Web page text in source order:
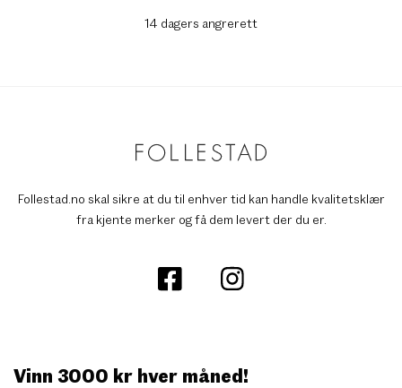
14 dagers angrerett
Follestad.no skal sikre at du til enhver tid kan handle kvalitetsklær
fra kjente merker og få dem levert der du er.
Vinn 3000 kr hver måned!